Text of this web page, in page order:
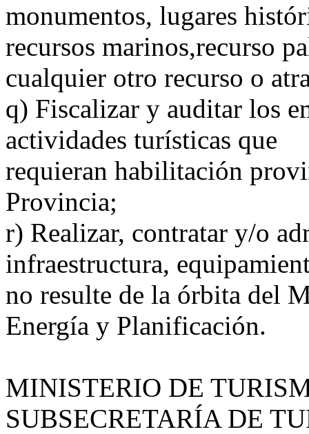
monumentos, lugares
recursos marinos,recurso
cualquier otro recurso o
q) Fiscalizar y auditar los
actividades turísticas que
requieran habilitación
Provincia;
r) Realizar, contratar y/o
infraestructura,
no resulte de la órbita del
Energía y Planificación.
MINISTERIO DE
SUBSECRETARÍA DE